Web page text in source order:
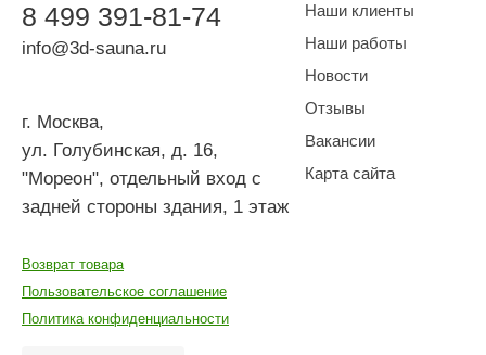
Наши клиенты
Наши работы
Новости
Отзывы
Вакансии
Карта сайта
8 499 391-81-74
info@3d-sauna.ru
г. Москва,
ул. Голубинская, д. 16,
"Мореон", отдельный вход с
задней стороны здания, 1 этаж
Возврат товара
Пользовательское соглашение
Политика конфиденциальности